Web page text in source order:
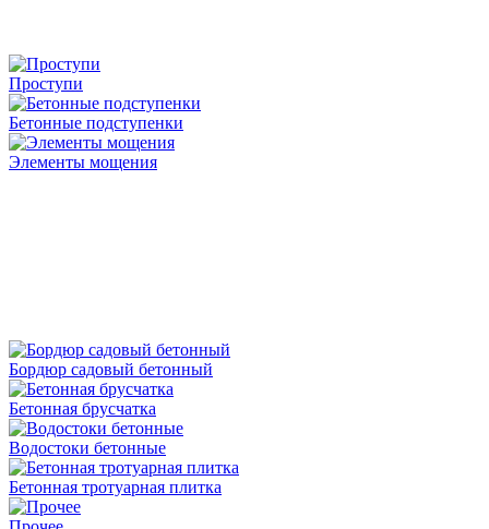
Проступи
Бетонные подступенки
Элементы мощения
Бордюр садовый бетонный
Бетонная брусчатка
Водостоки бетонные
Бетонная тротуарная плитка